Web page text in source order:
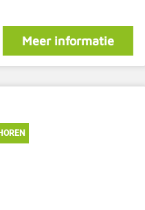
Meer informatie